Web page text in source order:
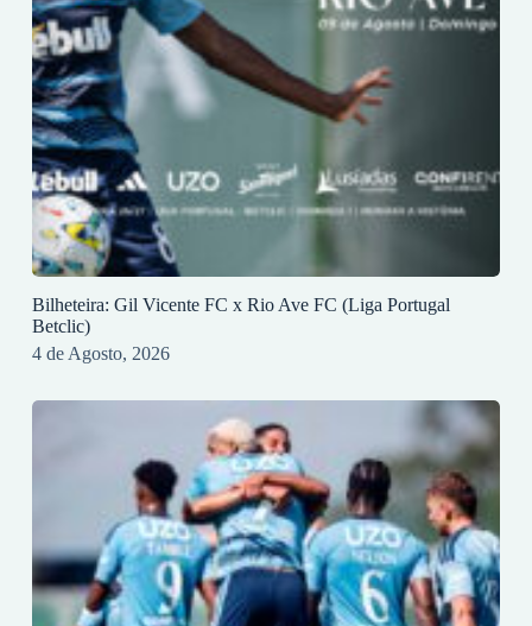
Bilheteira: Gil Vicente FC x Rio Ave FC (Liga Portugal
Betclic)
4 de Agosto, 2026